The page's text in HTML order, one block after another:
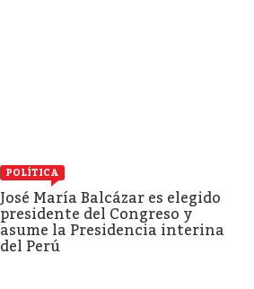
POLÍTICA
José María Balcázar es elegido
presidente del Congreso y
asume la Presidencia interina
del Perú